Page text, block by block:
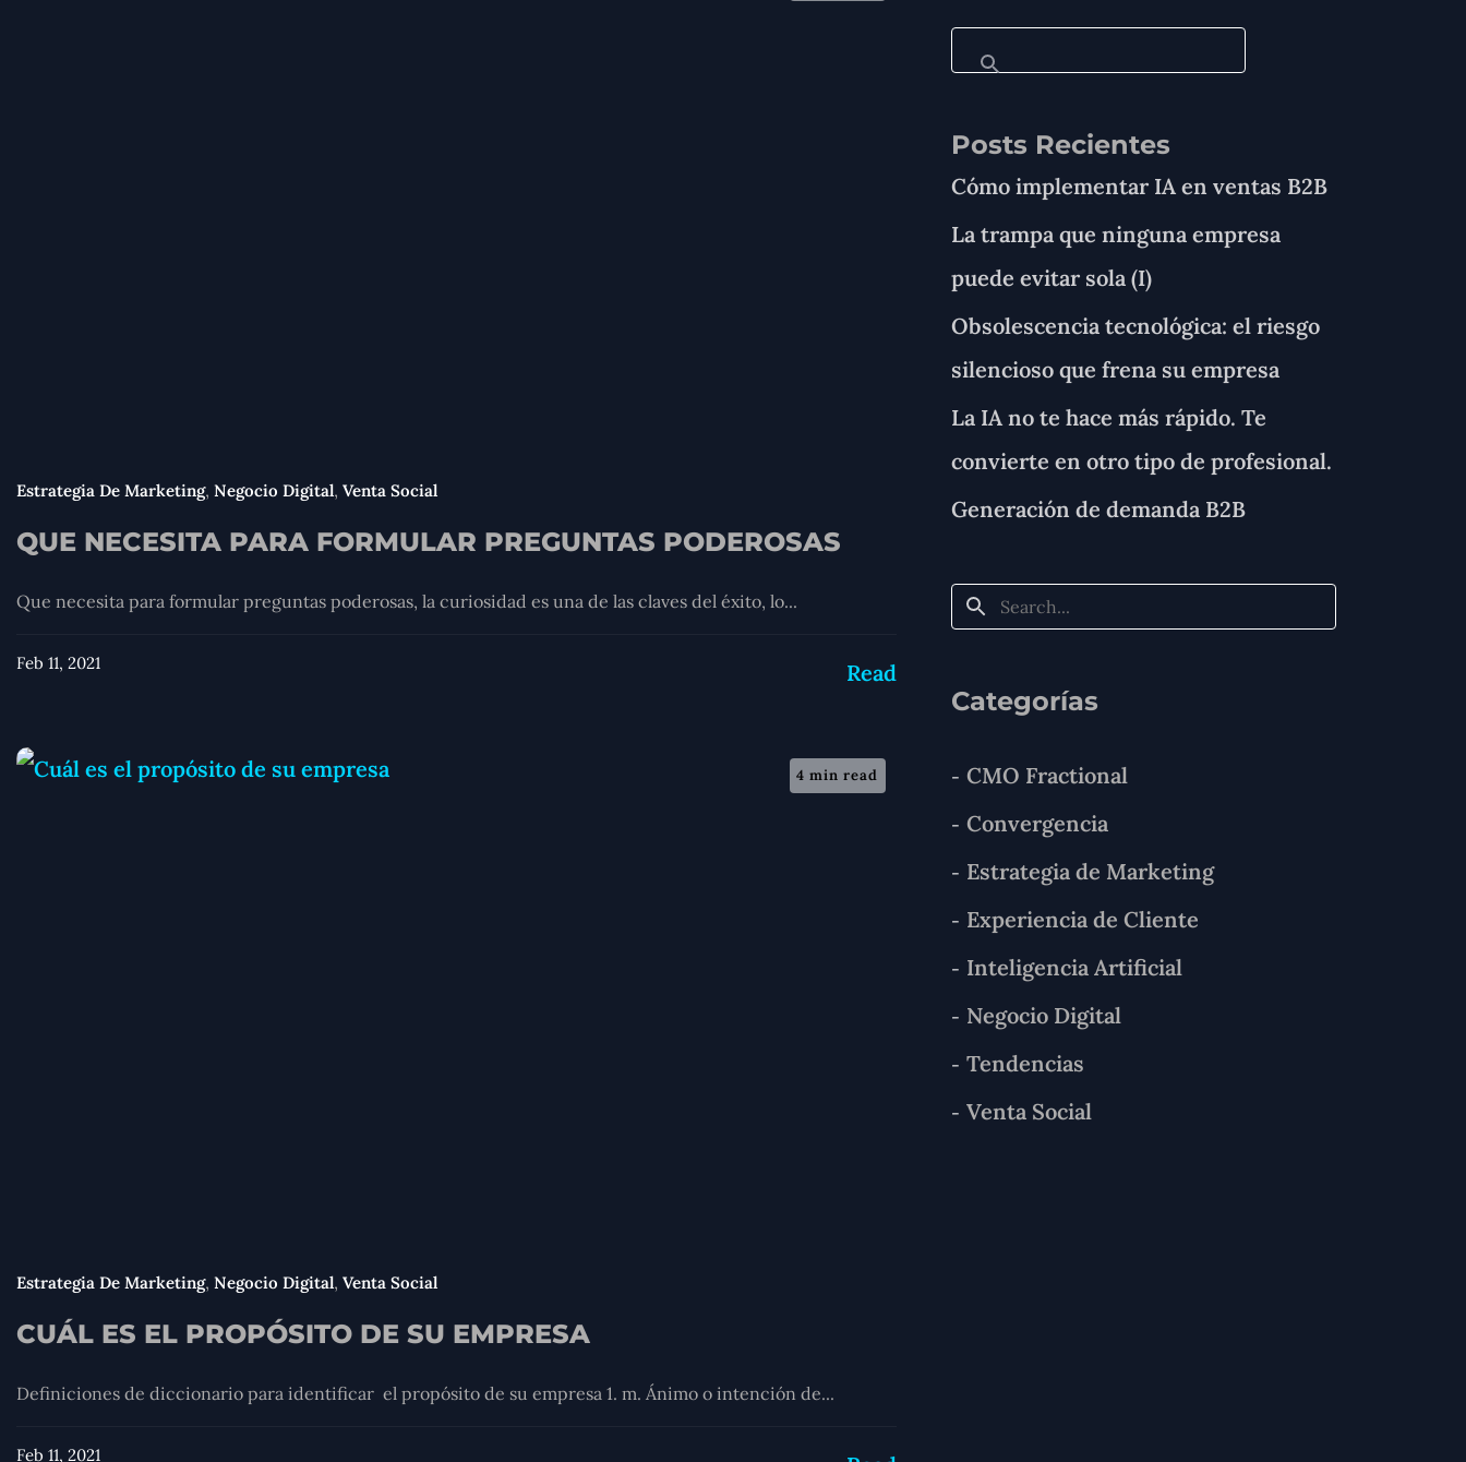
Estrategia De Marketing, Negocio Digital, Venta Social
QUE NECESITA PARA FORMULAR PREGUNTAS PODEROSAS
Que necesita para formular preguntas poderosas, la curiosidad es una de las claves del éxito, lo...
Feb 11, 2021 Read
4 min read
Estrategia De Marketing, Negocio Digital, Venta Social
CUÁL ES EL PROPÓSITO DE SU EMPRESA
Definiciones de diccionario para identificar el propósito de su empresa 1. m. Ánimo o intención de...
Feb 11, 2021
Posts Recientes
Cómo implementar IA en ventas B2B
La trampa que ninguna empresa
puede evitar sola (I)
Obsolescencia tecnológica: el riesgo
silencioso que frena su empresa
La IA no te hace más rápido. Te
convierte en otro tipo de profesional.
Generación de demanda B2B
Categorías
CMO Fractional
Convergencia
Estrategia de Marketing
Experiencia de Cliente
Inteligencia Artificial
Negocio Digital
Tendencias
Venta Social